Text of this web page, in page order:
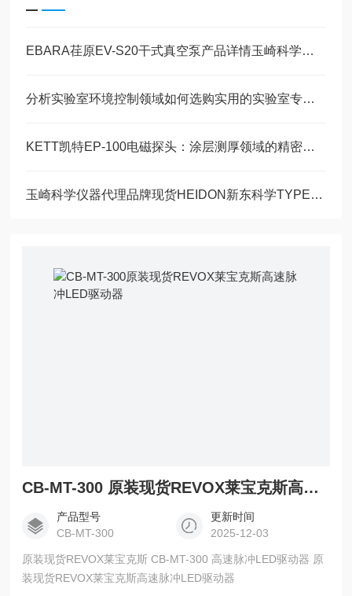
EBARA荏原EV-S20干式真空泵产品详情玉崎科学仪器深圳有限公司原装现货供应
分析实验室环境控制领域如何选购实用的实验室专用冷柜
KETT凯特EP-100电磁探头：涂层测厚领域的精密感知核心
玉崎科学仪器代理品牌现货HEIDON新东科学TYPE 25W应变测试装置的技术参数
CB-MT-300 原装现货REVOX莱宝克斯高速脉冲LED驱动器
产品型号
CB-MT-300
更新时间
2025-12-03
原装现货REVOX莱宝克斯 CB-MT-300 高速脉冲LED驱动器 原
装现货REVOX莱宝克斯高速脉冲LED驱动器